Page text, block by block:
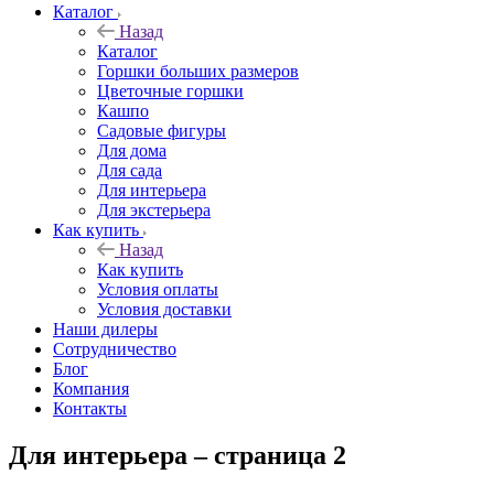
Каталог
Назад
Каталог
Горшки больших размеров
Цветочные горшки
Кашпо
Садовые фигуры
Для дома
Для сада
Для интерьера
Для экстерьера
Как купить
Назад
Как купить
Условия оплаты
Условия доставки
Наши дилеры
Сотрудничество
Блог
Компания
Контакты
Для интерьера – страница 2